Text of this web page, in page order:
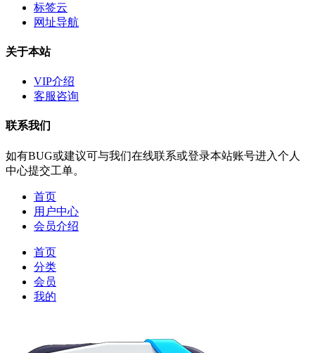
标签云
网址导航
关于本站
VIP介绍
客服咨询
联系我们
如有BUG或建议可与我们在线联系或登录本站账号进入个人
中心提交工单。
首页
用户中心
会员介绍
首页
分类
会员
我的